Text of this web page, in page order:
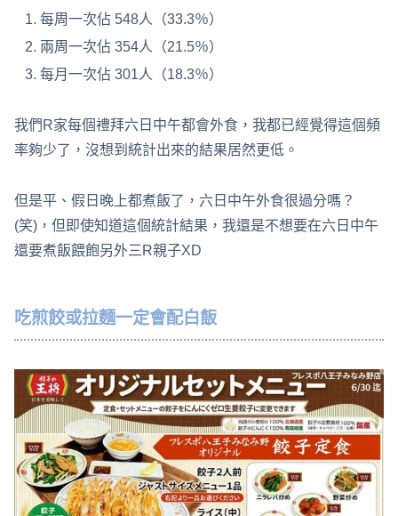
每周一次佔 548人（33.3％）
兩周一次佔 354人（21.5％）
每月一次佔 301人（18.3％）
我們R家每個禮拜六日中午都會外食，我都已經覺得這個頻
率夠少了，沒想到統計出來的結果居然更低。
但是平、假日晚上都煮飯了，六日中午外食很過分嗎？
(笑)，但即使知道這個統計結果，我還是不想要在六日中午
還要煮飯餵飽另外三R親子XD
吃煎餃或拉麵一定會配白飯